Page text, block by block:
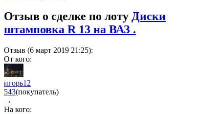
Отзыв о сделке по лоту Диски
штамповка R 13 на ВАЗ .
Отзыв (6 март 2019 21:25):
От кого:
игорь12
543(покупатель)
→
На кого: